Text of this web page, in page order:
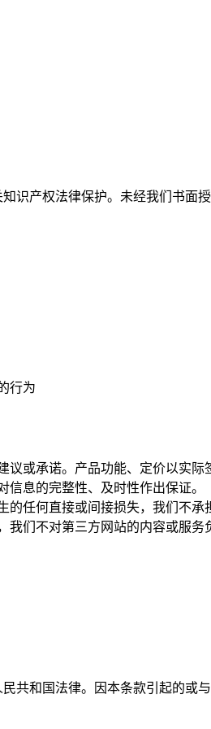
识产权法律保护。未经我们书面
行为
或承诺。产品功能、定价以实际
息的完整性、及时性作出保证。
任何直接或间接损失，我们不承
们不对第三方网站的内容或服务
共和国法律。因本条款引起的